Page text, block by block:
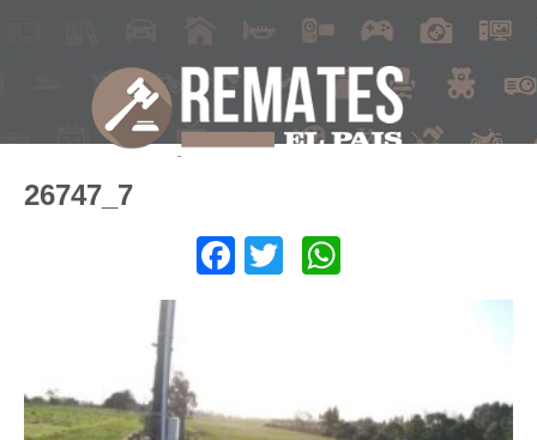
26747_7
Facebook
Twitter